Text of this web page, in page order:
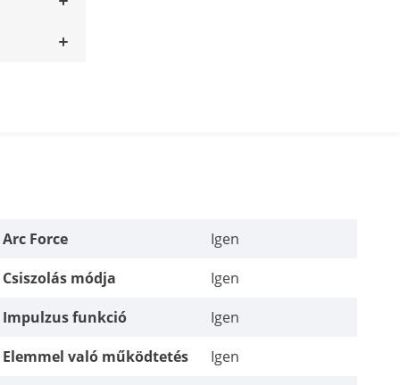
Arc Force
Igen
Csiszolás módja
Igen
Impulzus funkció
Igen
Elemmel való működtetés
Igen